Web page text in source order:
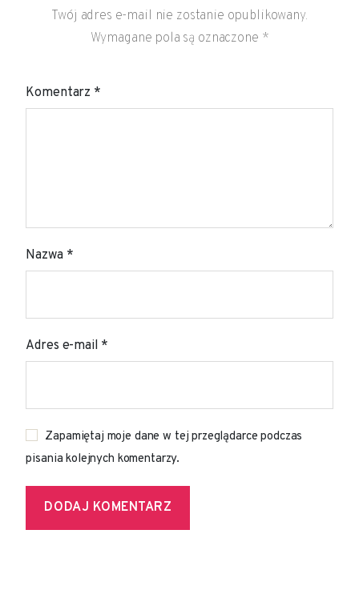
Twój adres e-mail nie zostanie opublikowany.
Wymagane pola są oznaczone *
Komentarz *
Nazwa *
Adres e-mail *
Zapamiętaj moje dane w tej przeglądarce podczas
pisania kolejnych komentarzy.